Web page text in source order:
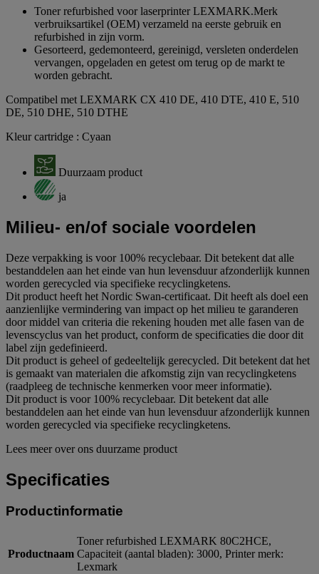
Toner refurbished voor laserprinter LEXMARK.Merk
verbruiksartikel (OEM) verzameld na eerste gebruik en
refurbished in zijn vorm.
Gesorteerd, gedemonteerd, gereinigd, versleten onderdelen
vervangen, opgeladen en getest om terug op de markt te
worden gebracht.
Compatibel met LEXMARK CX 410 DE, 410 DTE, 410 E, 510
DE, 510 DHE, 510 DTHE
Kleur cartridge : Cyaan
Duurzaam product
ja
Milieu- en/of sociale voordelen
Deze verpakking is voor 100% recyclebaar. Dit betekent dat alle
bestanddelen aan het einde van hun levensduur afzonderlijk kunnen
worden gerecycled via specifieke recyclingketens.
Dit product heeft het Nordic Swan-certificaat. Dit heeft als doel een
aanzienlijke vermindering van impact op het milieu te garanderen
door middel van criteria die rekening houden met alle fasen van de
levenscyclus van het product, conform de specificaties die door dit
label zijn gedefinieerd.
Dit product is geheel of gedeeltelijk gerecycled. Dit betekent dat het
is gemaakt van materialen die afkomstig zijn van recyclingketens
(raadpleeg de technische kenmerken voor meer informatie).
Dit product is voor 100% recyclebaar. Dit betekent dat alle
bestanddelen aan het einde van hun levensduur afzonderlijk kunnen
worden gerecycled via specifieke recyclingketens.
Lees meer over ons duurzame product
Specificaties
Productinformatie
Productnaam
Toner refurbished LEXMARK 80C2HCE,
Capaciteit (aantal bladen): 3000, Printer merk:
Lexmark